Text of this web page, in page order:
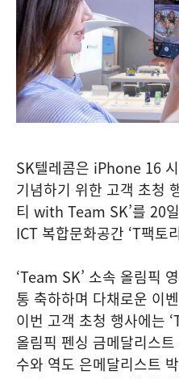
SK텔레콤은 iPhone 16
기념하기 위한 고객 초청
티 with Team SK’를 20
ICT 복합문화공간 ‘T팩토
‘Team SK’ 소속 올림픽
통 축하하며 다채로운 이
이번 고객 초청 행사에는
올림픽 펜싱 금메달리스
수와 역도 은메달리스트